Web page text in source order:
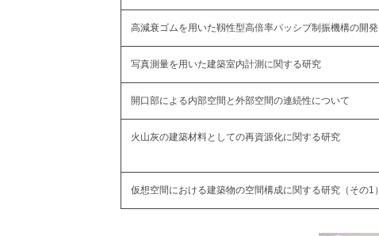
高減衰ゴムを用いた靱性型高倍率パッシブ制振機構の開発
写真測量を用いた建築室内計測に関する研究
開口部による内部空間と外部空間の連続性について
火山灰の建築材料としての再資源化に関する研究
仮想空間における建築物の空間構成に関する研究（その1）